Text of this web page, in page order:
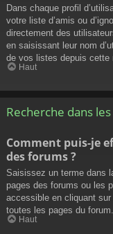
Dans chaque profil
votre liste d’amis ou
directement des
en saisissant leur nom
de vos listes depuis cette
Haut
Recherche dans
Comment puis-je
des forums ?
Saisissez un terme dans
pages des forums ou les
accessible en cliquant
toutes les pages du
Haut